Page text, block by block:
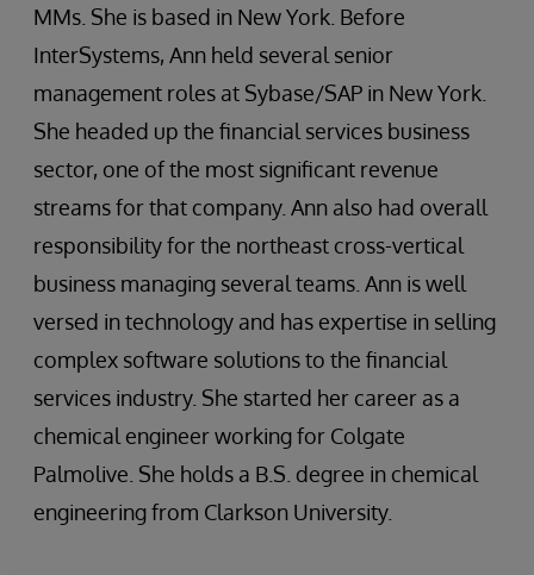
MMs. She is based in New York. Before
InterSystems, Ann held several senior
management roles at Sybase/SAP in New York.
She headed up the financial services business
sector, one of the most significant revenue
streams for that company. Ann also had overall
responsibility for the northeast cross-vertical
business managing several teams. Ann is well
versed in technology and has expertise in selling
complex software solutions to the financial
services industry. She started her career as a
chemical engineer working for Colgate
Palmolive. She holds a B.S. degree in chemical
engineering from Clarkson University.